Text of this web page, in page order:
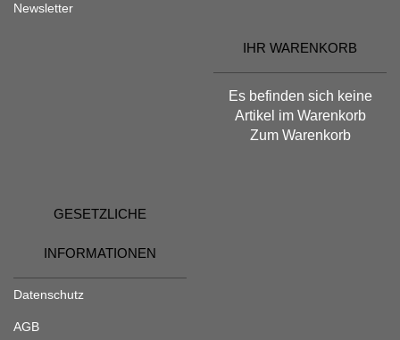
Newsletter
IHR WARENKORB
Es befinden sich keine
Artikel im Warenkorb
Zum Warenkorb
GESETZLICHE
INFORMATIONEN
Datenschutz
AGB